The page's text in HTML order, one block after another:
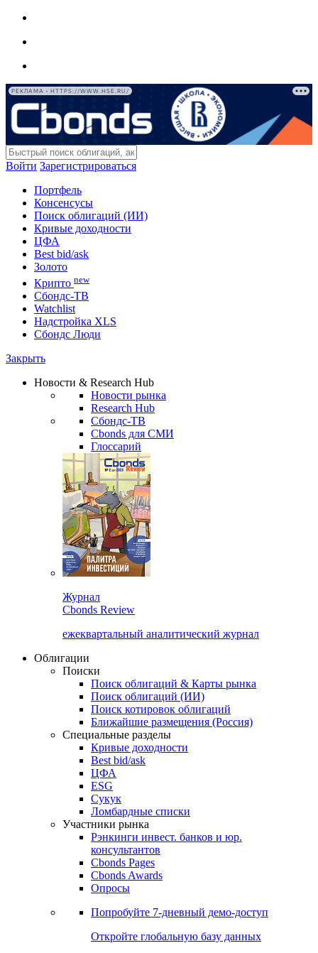
РЕКЛАМА • HTTPS://WWW.HSE.RU/
Войти Зарегистрироваться
Портфель
Консенсусы
Поиск облигаций (ИИ)
Кривые доходности
ЦФА
Best bid/ask
Золото
Крипто new
Сбондс-ТВ
Watchlist
Надстройка XLS
Сбондс Люди
Закрыть
Новости & Research Hub
Новости рынка
Research Hub
Сбондс-ТВ
Cbonds для СМИ
Глоссарий
Журнал
Cbonds Review
ежеквартальный аналитический журнал
Облигации
Поиски
Поиск облигаций & Карты рынка
Поиск облигаций (ИИ)
Поиск котировок облигаций
Ближайшие размещения (Россия)
Специальные разделы
Кривые доходности
Best bid/ask
ЦФА
ESG
Сукук
Ломбардные списки
Участники рынка
Рэнкинги инвест. банков и юр.
консультантов
Cbonds Pages
Cbonds Awards
Опросы
Попробуйте 7-дневный демо-доступ
Откройте глобальную базу данных